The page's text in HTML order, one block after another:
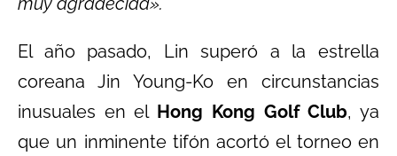
El año pasado, Lin superó a la estrella
coreana Jin Young-Ko en circunstancias
inusuales en el Hong Kong Golf Club, ya
que un inminente tifón acortó el torneo en